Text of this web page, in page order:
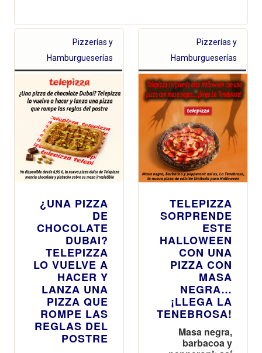
Pizzerías y
Hamburgueserías
¿UNA PIZZA
DE
CHOCOLATE
DUBAI?
TELEPIZZA
LO VUELVE A
HACER Y
LANZA UNA
PIZZA QUE
ROMPE LAS
REGLAS DEL
POSTRE
Pizzerías y
Hamburgueserías
TELEPIZZA
SORPRENDE
ESTE
HALLOWEEN
CON UNA
PIZZA CON
MASA
NEGRA…
¡LLEGA LA
TENEBROSA!
Masa negra,
barbacoa y